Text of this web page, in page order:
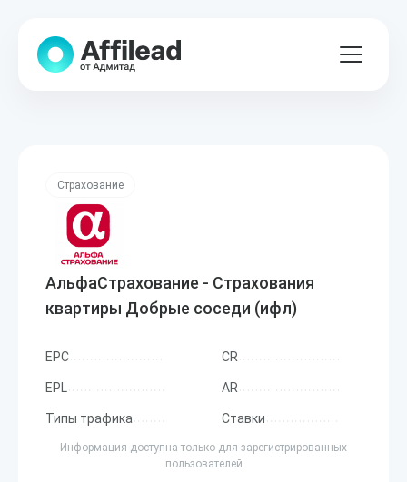
Страхование
АльфаСтрахование - Страхования
квартиры Добрые соседи (ифл)
EPC CR
EPL AR
Типы трафика Ставки
Информация доступна только для зарегистрированных
пользователей